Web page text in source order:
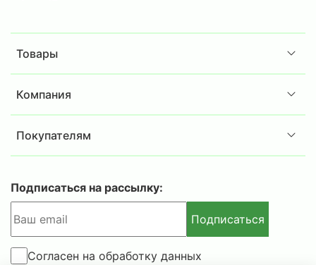
Габариты изделий приведены без учета
габаритов выступающих деталей (замков, и
изделия.
Товары
Компания
Покупателям
Подписаться на рассылку:
Подписаться
Согласен на обработку данных